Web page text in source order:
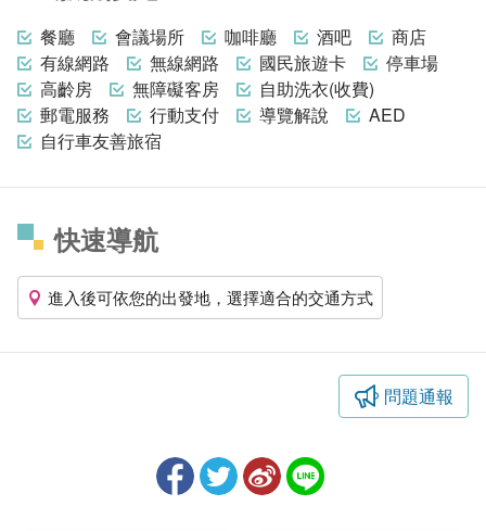
餐廳 會議場所 咖啡廳 酒吧
商店
有線網路
無線網路 國民旅遊卡
停車場
高齡房
無障礙客房
自助洗衣(收費)
郵電服務
行動支付 導覽解說
AED
自行車友善旅宿
快速導航
進入後可依您的出發地，選擇適合的交通方式
問題通報